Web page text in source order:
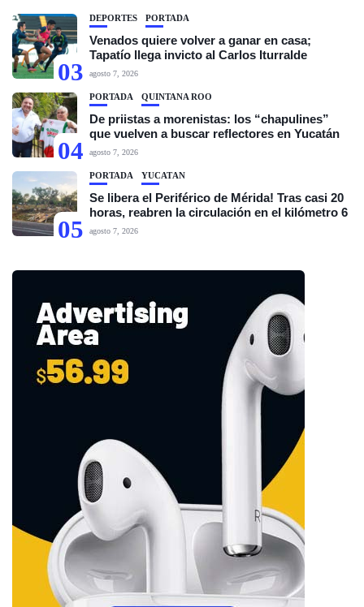
03
DEPORTES PORTADA
Venados quiere volver a ganar en casa;
Tapatío llega invicto al Carlos Iturralde
agosto 7, 2026
04
PORTADA QUINTANA ROO
De priistas a morenistas: los “chapulines”
que vuelven a buscar reflectores en Yucatán
agosto 7, 2026
05
PORTADA YUCATÁN
Se libera el Periférico de Mérida! Tras casi 20
horas, reabren la circulación en el kilómetro 6
agosto 7, 2026